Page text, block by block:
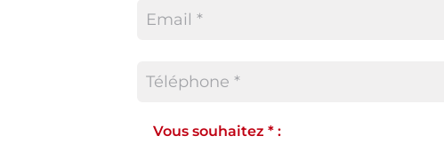
Vous souhaitez * :